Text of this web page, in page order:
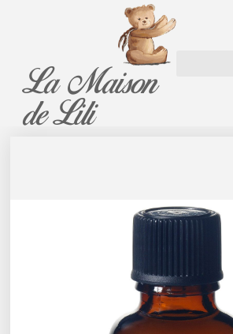
La Maison
de Lili